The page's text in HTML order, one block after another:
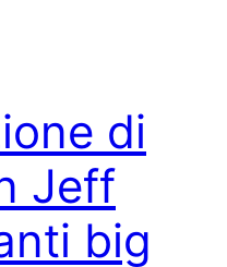
di
Jeff
big